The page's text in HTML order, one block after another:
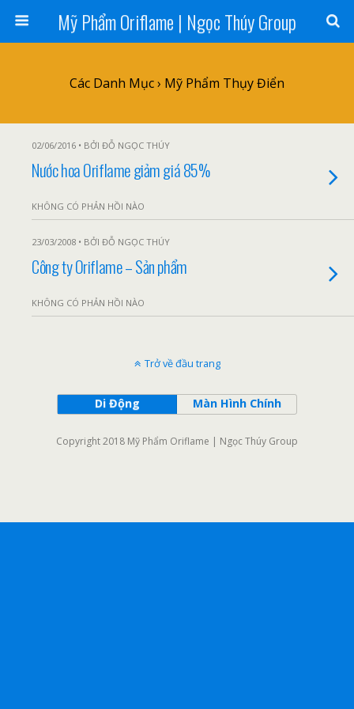
Mỹ Phẩm Oriflame | Ngọc Thúy Group
Các Danh Mục › Mỹ Phẩm Thụy Điển
02/06/2016 • BỞI ĐỖ NGỌC THÚY
Nước hoa Oriflame giảm giá 85%
KHÔNG CÓ PHẢN HỒI NÀO
23/03/2008 • BỞI ĐỖ NGỌC THÚY
Công ty Oriflame – Sản phẩm
KHÔNG CÓ PHẢN HỒI NÀO
Trở về đầu trang
Di Động Màn Hình Chính
Copyright 2018 Mỹ Phẩm Oriflame | Ngọc Thúy Group